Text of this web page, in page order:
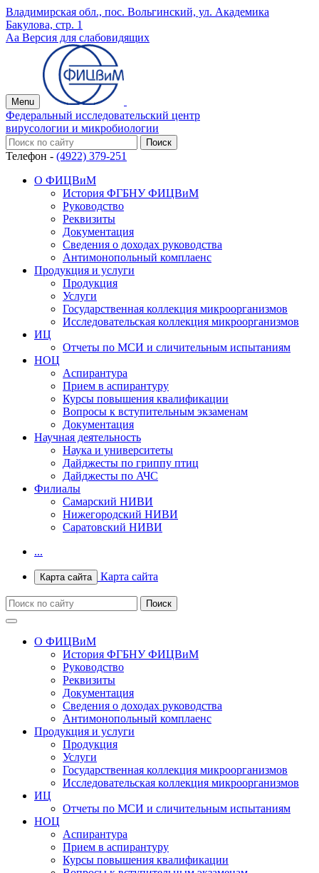
Владимирская обл., пос. Вольгинский, ул. Академика
Бакулова, стр. 1
Аа Версия для слабовидящих
Menu
Федеральный исследовательский центр
вирусологии и микробиологии
Телефон - (4922) 379-251
О ФИЦВиМ
История ФГБНУ ФИЦВиМ
Руководство
Реквизиты
Документация
Сведения о доходах руководства
Антимонопольный комплаенс
Продукция и услуги
Продукция
Услуги
Государственная коллекция микроорганизмов
Исследовательская коллекция микроорганизмов
ИЦ
Отчеты по МСИ и сличительным испытаниям
НОЦ
Аспирантура
Прием в аспирантуру
Курсы повышения квалификации
Вопросы к вступительным экзаменам
Документация
Научная деятельность
Наука и университеты
Дайджесты по гриппу птиц
Дайджесты по АЧС
Филиалы
Самарский НИВИ
Нижегородский НИВИ
Саратовский НИВИ
...
Карта сайта Карта сайта
О ФИЦВиМ
История ФГБНУ ФИЦВиМ
Руководство
Реквизиты
Документация
Сведения о доходах руководства
Антимонопольный комплаенс
Продукция и услуги
Продукция
Услуги
Государственная коллекция микроорганизмов
Исследовательская коллекция микроорганизмов
ИЦ
Отчеты по МСИ и сличительным испытаниям
НОЦ
Аспирантура
Прием в аспирантуру
Курсы повышения квалификации